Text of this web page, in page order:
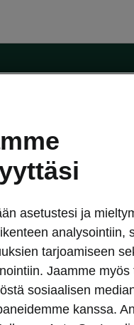
Škoda Shop
Sähköautot ja
Sähköautot ja
Ladattavat
Vinkkejä
asetustesi ja
analysointiin,
tarjoamiseen
Jaamme myös
sosiaalisen
kanssa.